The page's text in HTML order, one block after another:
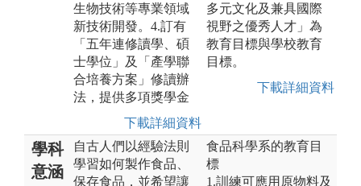
生物技術等專業領域
新技術開發。4.訂有
「五年連修讀學、碩
士學位」及「產學聯
合培養方案」修讀辦
法，提供多項獎學金
下載詳細資料
多元文化及兼具國際
視野之優秀人才」為
教育目標與學校教育
目標。
下載詳細資料
學科
意涵
自古人們以經驗法則
學習如何製作食品、
保存食品，並希望讓
食品科學系的教育目
標
1.訓練可應用原物料及